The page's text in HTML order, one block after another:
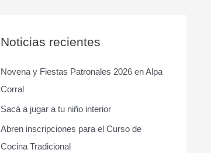
a
p
o
r
:
Noticias recientes
Novena y Fiestas Patronales 2026 en Alpa
Corral
Sacá a jugar a tu niño interior
Abren inscripciones para el Curso de
Cocina Tradicional